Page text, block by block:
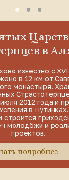
в
известно с
в 12 км от
монастыря.
2012 года и
в
строится
молодёжи и
проектов.
подробнее